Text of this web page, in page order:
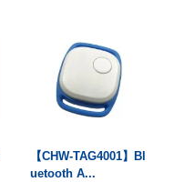
【CHW-TAG4001】Bl
uetooth A...